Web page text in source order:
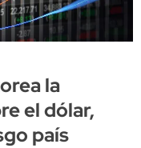
la
el dólar,
país